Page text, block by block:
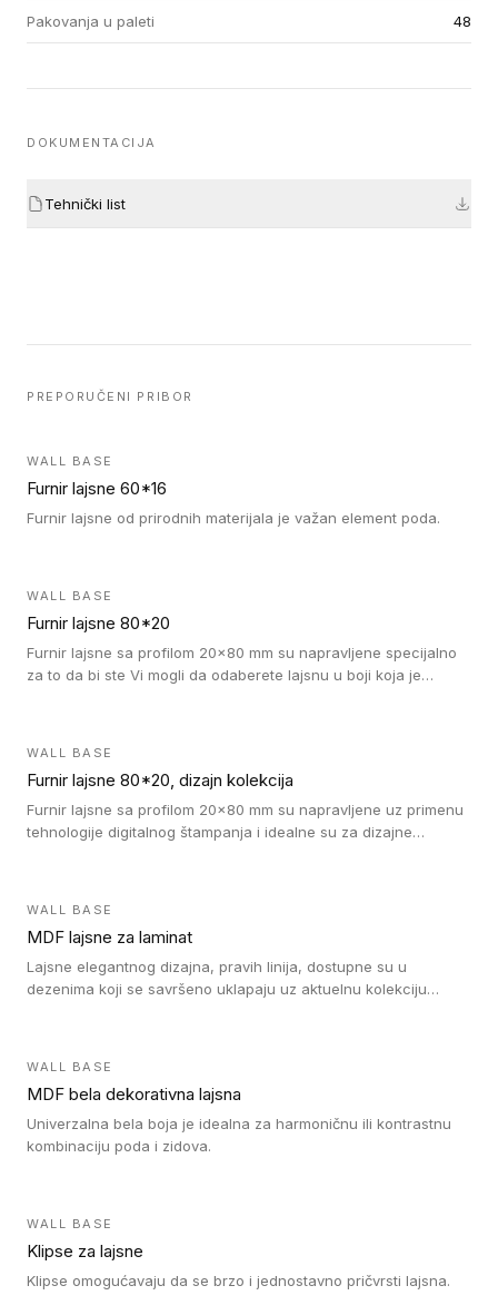
Pakovanja u paleti 48
DOKUMENTACIJA
Tehnički list
PREPORUČENI PRIBOR
WALL BASE
Furnir lajsne 60*16
Furnir lajsne od prirodnih materijala je važan element poda.
WALL BASE
Furnir lajsne 80*20
Furnir lajsne sa profilom 20x80 mm su napravljene specijalno
za to da bi ste Vi mogli da odaberete lajsnu u boji koja je
WALL BASE
Furnir lajsne 80*20, dizajn kolekcija
Furnir lajsne sa profilom 20x80 mm su napravljene uz primenu
tehnologije digitalnog štampanja i idealne su za dizajne
WALL BASE
MDF lajsne za laminat
Lajsne elegantnog dizajna, pravih linija, dostupne su u
dezenima koji se savršeno uklapaju uz aktuelnu kolekciju
WALL BASE
MDF bela dekorativna lajsna
Univerzalna bela boja je idealna za harmoničnu ili kontrastnu
kombinaciju poda i zidova.
WALL BASE
Klipse za lajsne
Klipse omogućavaju da se brzo i jednostavno pričvrsti lajsna.